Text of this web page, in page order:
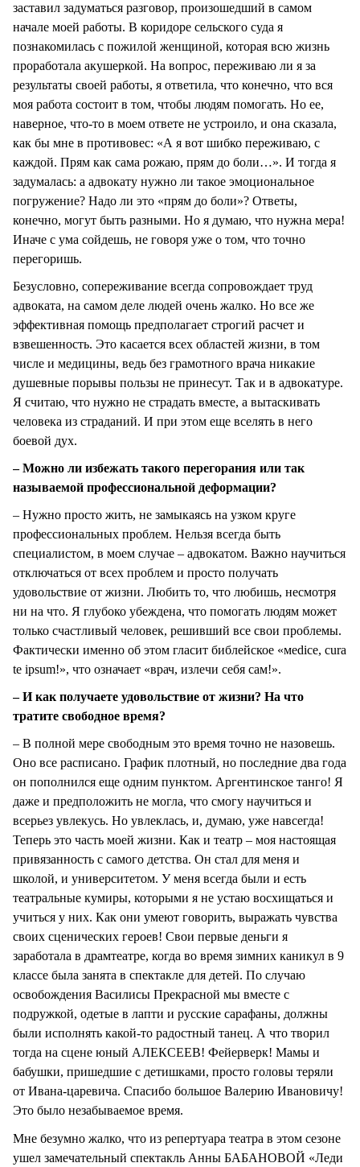
заставил задуматься разговор, произошедший в самом
начале моей работы. В коридоре сельского суда я
познакомилась с пожилой женщиной, которая всю жизнь
проработала акушеркой. На вопрос, переживаю ли я за
результаты своей работы, я ответила, что конечно, что вся
моя работа состоит в том, чтобы людям помогать. Но ее,
наверное, что-то в моем ответе не устроило, и она сказала,
как бы мне в противовес: «А я вот шибко переживаю, с
каждой. Прям как сама рожаю, прям до боли…». И тогда я
задумалась: а адвокату нужно ли такое эмоциональное
погружение? Надо ли это «прям до боли»? Ответы,
конечно, могут быть разными. Но я думаю, что нужна мера!
Иначе с ума сойдешь, не говоря уже о том, что точно
перегоришь.
Безусловно, сопереживание всегда сопровождает труд
адвоката, на самом деле людей очень жалко. Но все же
эффективная помощь предполагает строгий расчет и
взвешенность. Это касается всех областей жизни, в том
числе и медицины, ведь без грамотного врача никакие
душевные порывы пользы не принесут. Так и в адвокатуре.
Я считаю, что нужно не страдать вместе, а вытаскивать
человека из страданий. И при этом еще вселять в него
боевой дух.
– Можно ли избежать такого перегорания или так
называемой профессиональной деформации?
– Нужно просто жить, не замыкаясь на узком круге
профессиональных проблем. Нельзя всегда быть
специалистом, в моем случае – адвокатом. Важно научиться
отключаться от всех проблем и просто получать
удовольствие от жизни. Любить то, что любишь, несмотря
ни на что. Я глубоко убеждена, что помогать людям может
только счастливый человек, решивший все свои проблемы.
Фактически именно об этом гласит библейское «мedice, cura
te ipsum!», что означает «врач, излечи себя сам!».
– И как получаете удовольствие от жизни? На что
тратите свободное время?
– В полной мере свободным это время точно не назовешь.
Оно все расписано. График плотный, но последние два года
он пополнился еще одним пунктом. Аргентинское танго! Я
даже и предположить не могла, что смогу научиться и
всерьез увлекусь. Но увлеклась, и, думаю, уже навсегда!
Теперь это часть моей жизни. Как и театр – моя настоящая
привязанность с самого детства. Он стал для меня и
школой, и университетом. У меня всегда были и есть
театральные кумиры, которыми я не устаю восхищаться и
учиться у них. Как они умеют говорить, выражать чувства
своих сценических героев! Свои первые деньги я
заработала в драмтеатре, когда во время зимних каникул в 9
классе была занята в спектакле для детей. По случаю
освобождения Василисы Прекрасной мы вместе с
подружкой, одетые в лапти и русские сарафаны, должны
были исполнять какой-то радостный танец. А что творил
тогда на сцене юный АЛЕКСЕЕВ! Фейерверк! Мамы и
бабушки, пришедшие с детишками, просто головы теряли
от Ивана-царевича. Спасибо большое Валерию Ивановичу!
Это было незабываемое время.
Мне безумно жалко, что из репертуара театра в этом сезоне
ушел замечательный спектакль Анны БАБАНОВОЙ «Леди